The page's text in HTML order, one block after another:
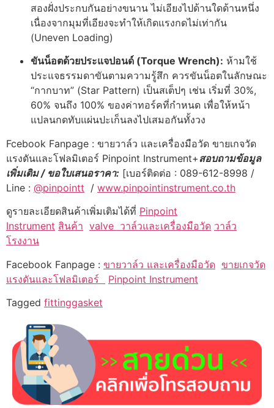
สองฝั่งประกบกันอย่างขนาน ไม่เอียงไปด้านใดด้านหนึ่ง
เนื่องจากมุมที่เอียงจะทำให้เกิดแรงกดไม่เท่ากัน
(Uneven Loading)
ขันน็อตด้วยประแจปอนด์ (Torque Wrench): ห้ามใช้
ประแจธรรมดาขันตามความรู้สึก ควรขันน็อตในลักษณะ
“กากบาท” (Star Pattern) เป็นสเต็ปๆ เช่น เริ่มที่ 30%,
60% จนถึง 100% ของค่าทอร์คที่กำหนด เพื่อให้หน้า
แปลนกดทับแผ่นปะเก็นลงไปเสมอกันทั้งวง
Fcebook Fanpage : ขายวาล์ว และเครื่องมือวัด ขายเกจวัด
แรงดันและโฟลมิเตอร์ Pinpoint Instrument+ สอบถามข้อมูล
เพิ่มเติม / ขอใบเสนอราคา: [เบอร์ติดต่อ : 089-612-8998 /
Line : @pinpointt / www.pinpointinstrument.co.th
ดูรายละเอียดสินค้าเพิ่มเติมได้ที่ Pinpoint
Instrument สินค้า valve วาล์วและเครื่องมือวัด วาล์ว
โรงงาน
Facebook Fanpage : ขายวาล์ว และเครื่องมือวัด ขายเกจวัด
แรงดันและโฟลมิเตอร์
Pinpoint Instrument
Tagged fittinggasket